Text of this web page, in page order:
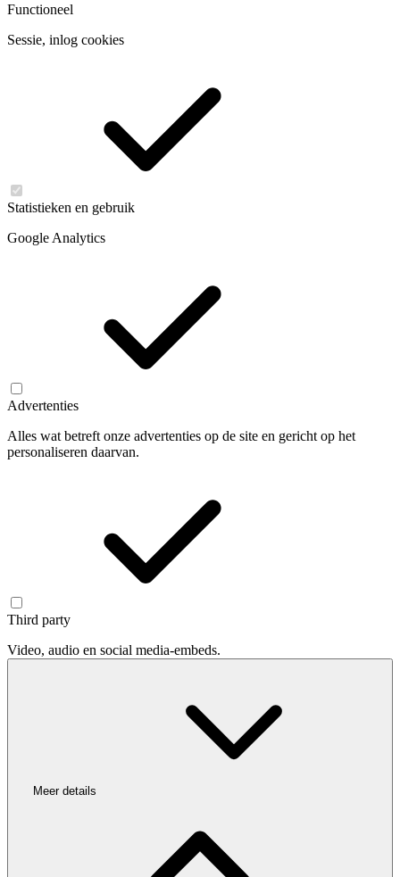
Functioneel
Sessie, inlog cookies
Statistieken en gebruik
Google Analytics
Advertenties
Alles wat betreft onze advertenties op de site en gericht op het
personaliseren daarvan.
Third party
Video, audio en social media-embeds.
Meer details